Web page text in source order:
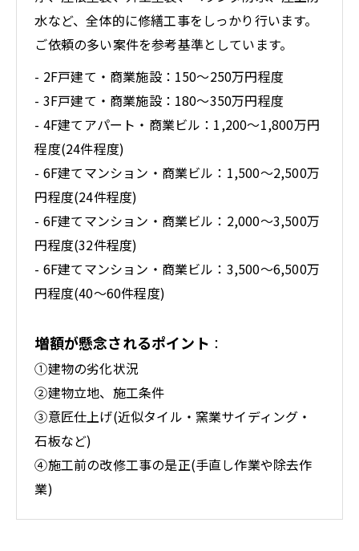
水など、全体的に修繕工事をしっかり行います。
ご依頼の多い案件を参考基準としています。
- 2F戸建て・商業施設：150～250万円程度
- 3F戸建て・商業施設：180～350万円程度
- 4F建てアパート・商業ビル：1,200～1,800万円
程度(24件程度)
- 6F建てマンション・商業ビル：1,500～2,500万
円程度(24件程度)
- 6F建てマンション・商業ビル：2,000～3,500万
円程度(32件程度)
- 6F建てマンション・商業ビル：3,500～6,500万
円程度(40～60件程度)
増額が懸念されるポイント ：
①建物の劣化状況
②建物立地、施工条件
③意匠仕上げ(近似タイル・窯業サイディング・
石板など)
④施工前の改修工事の是正(手直し作業や除去作
業)